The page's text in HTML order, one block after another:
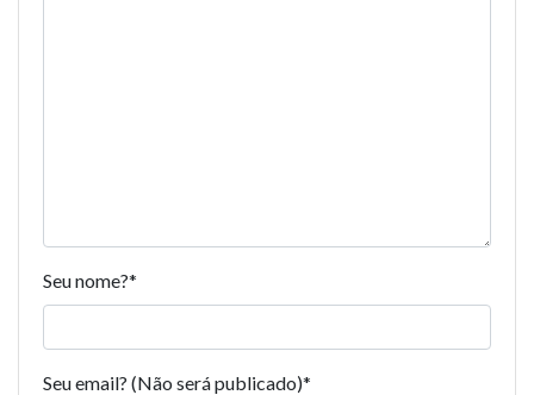
Seu nome?*
Seu email? (Não será publicado)*